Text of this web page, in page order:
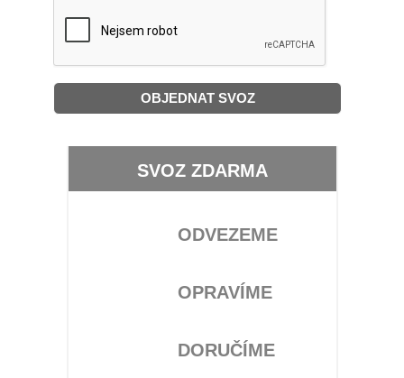
SVOZ ZDARMA
ODVEZEME
OPRAVÍME
DORUČÍME